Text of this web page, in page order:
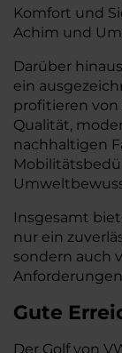
Komfort und
Achim und
Darüber
ein
profitieren von
Qualität,
nachhaltigen
Insgesamt
nur ein
sondern auch
Gute
Der Golf von